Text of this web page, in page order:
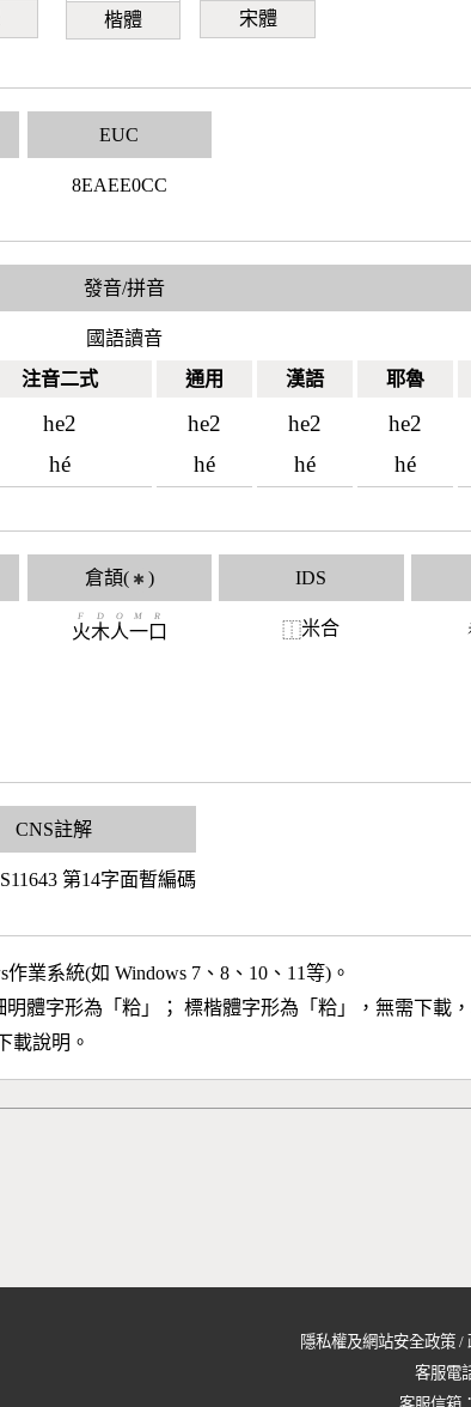
楷體 宋體
EUC
8EAEE0CC
發音/拼音
國語讀音
注音二式 通用 漢語 耶魯
he2
hé
he2
hé
he2
hé
he2
hé
倉頡( ✱ )
火
F
木
D
人
O
一
M
口
R
IDS
⿰米合
CNS註解
第14字面暫編碼
作業系統(如 Windows 7、8、10、11等)。
明體字形為「粭 」； 標楷體字形為「粭 」，無需下載
載說明。
隱私權及網站安全政策 /
客服電